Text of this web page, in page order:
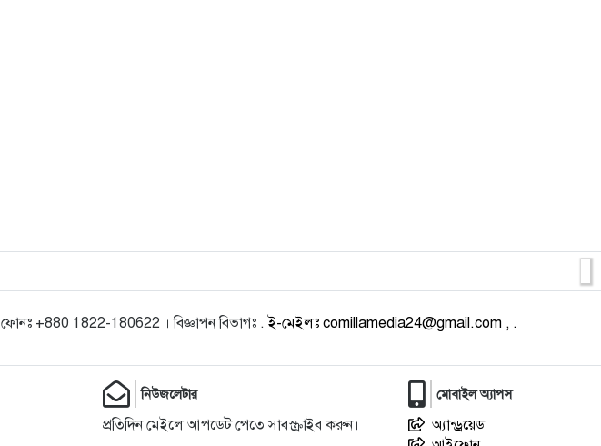
ফোনঃ +880 1822-180622 । বিজ্ঞাপন বিভাগঃ .ই-মেইলঃ comillamedia24@gmail.com , .
নিউজলেটার
প্রতিদিন মেইলে আপডেট পেতে সাবস্ক্রাইব করুন।
মোবাইল অ্যাপস
অ্যান্ড্রয়েড